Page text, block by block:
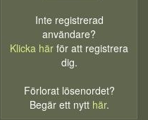
Inte registrerad
användare?
Klicka här för att registrera
dig.
Förlorat lösenordet?
Begär ett nytt här.